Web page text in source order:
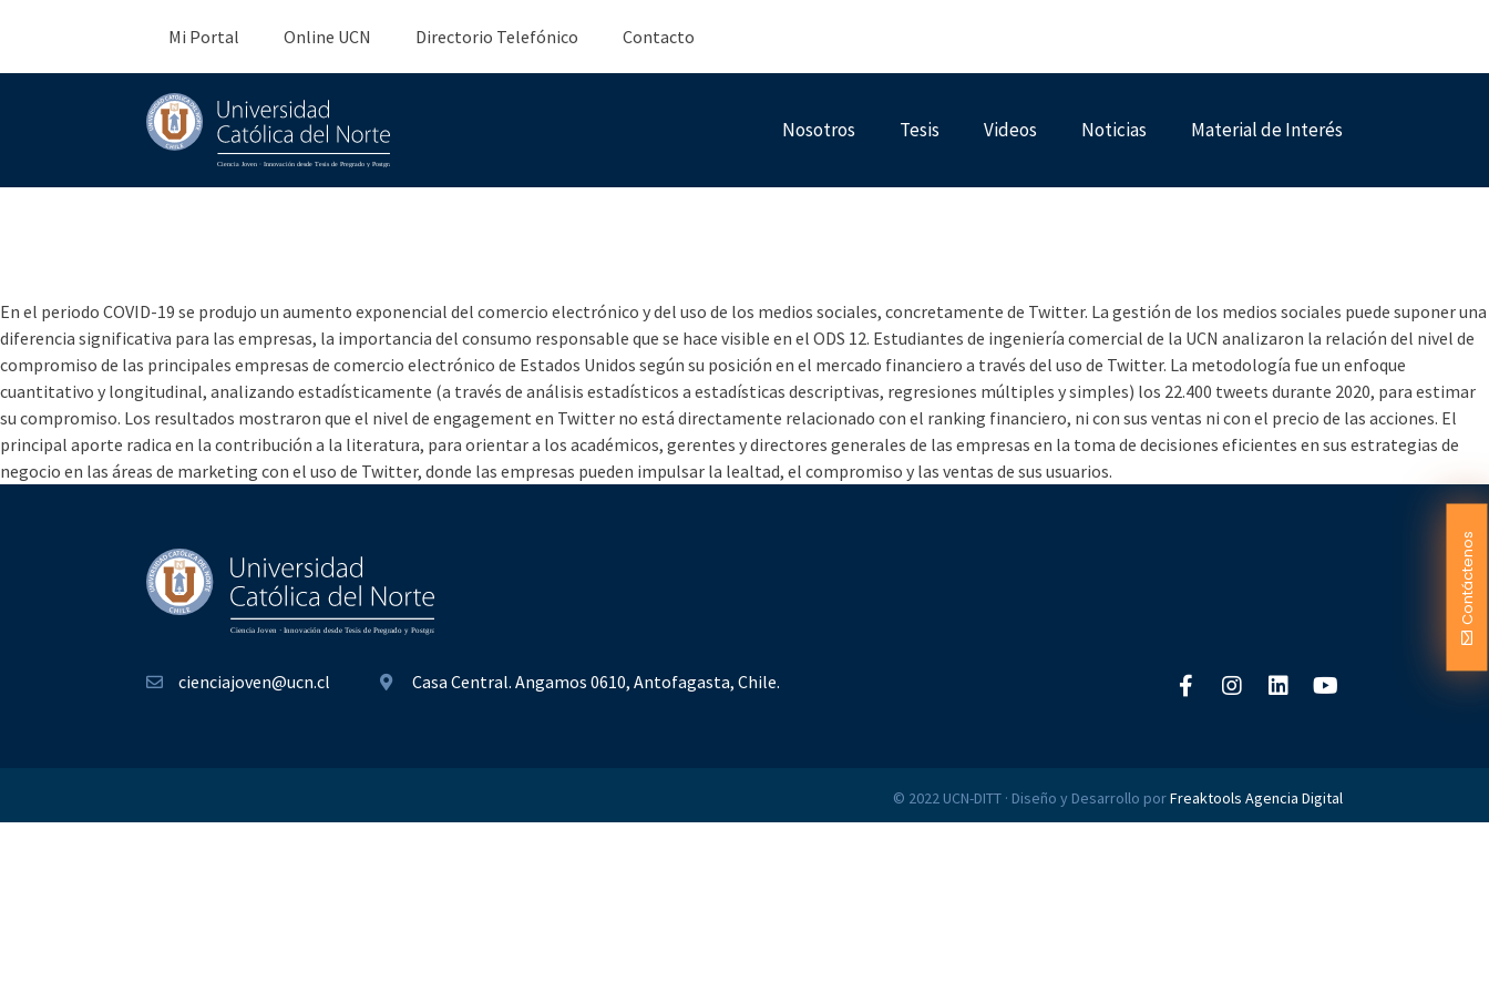
Mi Portal Online UCN Directorio Telefónico Contacto
Contáctenos
Nosotros Tesis Videos Noticias Material de Interés
En el periodo COVID-19 se produjo un aumento exponencial del comercio electrónico y del uso de los medios sociales, concretamente de Twitter. La gestión de los medios sociales puede suponer una
diferencia significativa para las empresas, la importancia del consumo responsable que se hace visible en el ODS 12. Estudiantes de ingeniería comercial de la UCN analizaron la relación del nivel de
compromiso de las principales empresas de comercio electrónico de Estados Unidos según su posición en el mercado financiero a través del uso de Twitter. La metodología fue un enfoque
cuantitativo y longitudinal, analizando estadísticamente (a través de análisis estadísticos a estadísticas descriptivas, regresiones múltiples y simples) los 22.400 tweets durante 2020, para estimar
su compromiso. Los resultados mostraron que el nivel de engagement en Twitter no está directamente relacionado con el ranking financiero, ni con sus ventas ni con el precio de las acciones. El
principal aporte radica en la contribución a la literatura, para orientar a los académicos, gerentes y directores generales de las empresas en la toma de decisiones eficientes en sus estrategias de
negocio en las áreas de marketing con el uso de Twitter, donde las empresas pueden impulsar la lealtad, el compromiso y las ventas de sus usuarios.
cienciajoven@ucn.cl Casa Central. Angamos 0610, Antofagasta, Chile.
© 2022 UCN-DITT · Diseño y Desarrollo porFreaktools Agencia Digital